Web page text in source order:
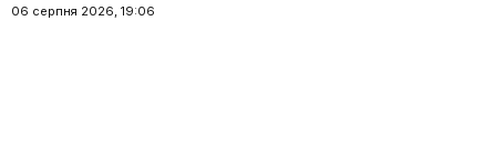
06 серпня 2026, 19:06